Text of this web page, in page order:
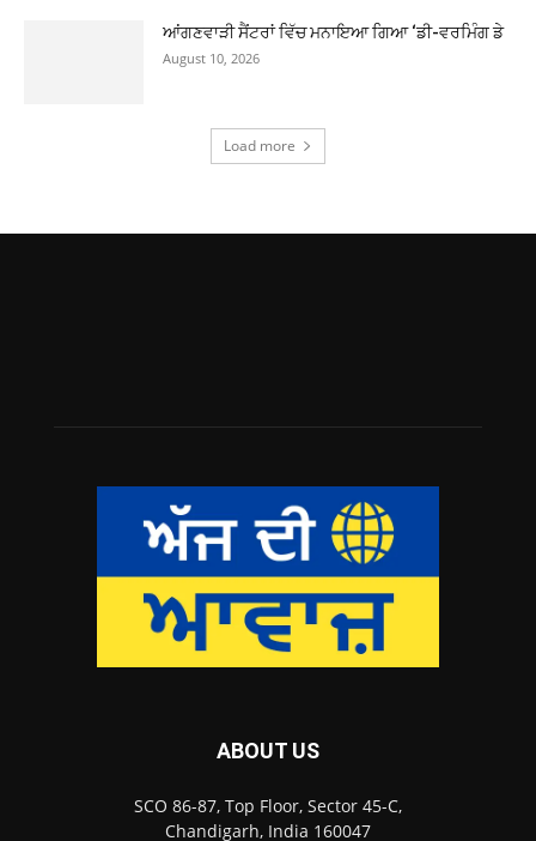
ਆਂਗਣਵਾੜੀ ਸੈਂਟਰਾਂ ਵਿੱਚ ਮਨਾਇਆ ਗਿਆ ‘ਡੀ-ਵਰਮਿੰਗ ਡੇ
August 10, 2026
Load more
ABOUT US
SCO 86-87, Top Floor, Sector 45-C,
Chandigarh, India 160047